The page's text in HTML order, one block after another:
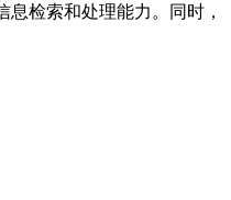
检索和处理能力。同时，